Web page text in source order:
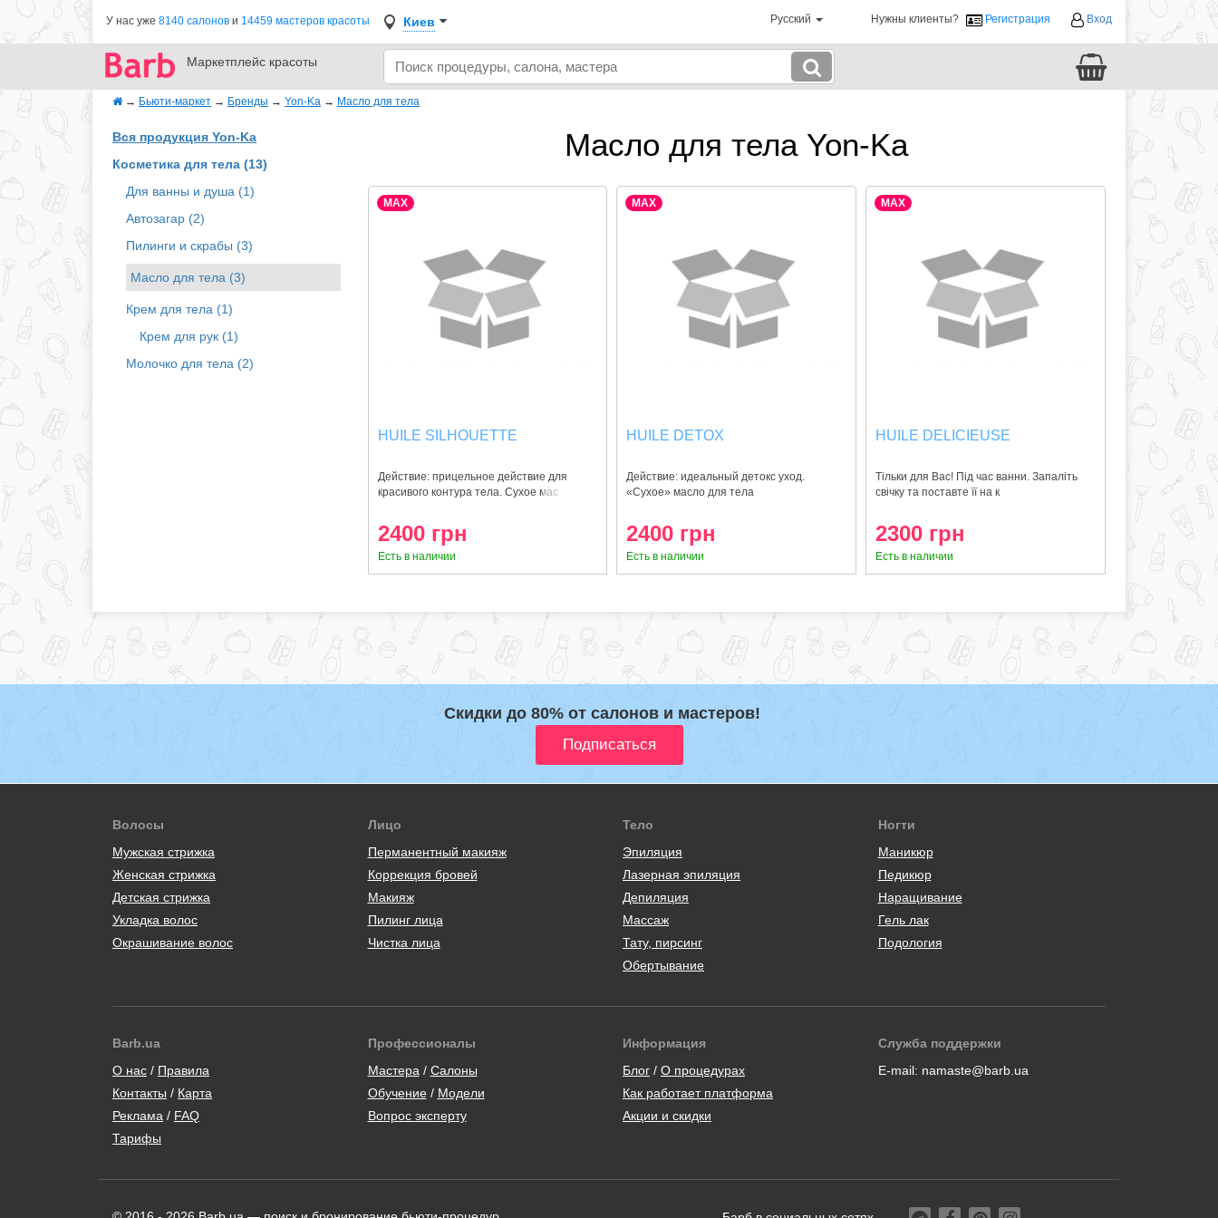
У нас уже 8140 салонов и 14459 мастеров красоты Киев Русский Нужны клиенты? Регистрация Вход
Маркетплейс красоты
→ Бьюти-маркет → Бренды → Yon-Ka → Масло для тела
Вся продукция Yon-Ka
Косметика для тела (13)
Для ванны и душа (1)
Автозагар (2)
Пилинги и скрабы (3)
Масло для тела (3)
Крем для тела (1)
Крем для рук (1)
Молочко для тела (2)
Масло для тела Yon-Ka
MAX
HUILE SILHOUETTE
Действие: прицельное действие для
красивого контура тела. Сухое мас
2400 грн
Есть в наличии
MAX
HUILE DETOX
Действие: идеальный детокс уход.
«Сухое» масло для тела
2400 грн
Есть в наличии
MAX
HUILE DELICIEUSE
Тільки для Вас! Під час ванни. Запаліть
свічку та поставте її на к
2300 грн
Есть в наличии
Скидки до 80% от салонов и мастеров!
Волосы
Мужская стрижка
Женская стрижка
Детская стрижка
Укладка волос
Окрашивание волос
Лицо
Перманентный макияж
Коррекция бровей
Макияж
Пилинг лица
Чистка лица
Тело
Эпиляция
Лазерная эпиляция
Депиляция
Массаж
Тату, пирсинг
Обертывание
Ногти
Маникюр
Педикюр
Наращивание
Гель лак
Подология
Barb.ua
/
Контакты / Карта
/
Тарифы
Профессионалы
Мастера / Салоны
Обучение/ Модели
Вопрос эксперту
Информация
Блог / О процедурах
Как работает платформа
Акции и скидки
Служба поддержки
E-mail: namaste@barb.ua